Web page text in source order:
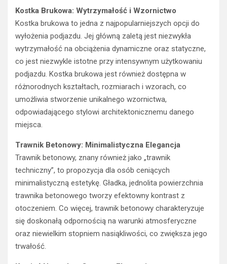
Kostka Brukowa: Wytrzymałość i Wzornictwo
Kostka brukowa to jedna z najpopularniejszych opcji do
wyłożenia podjazdu. Jej główną zaletą jest niezwykła
wytrzymałość na obciążenia dynamiczne oraz statyczne,
co jest niezwykle istotne przy intensywnym użytkowaniu
podjazdu. Kostka brukowa jest również dostępna w
różnorodnych kształtach, rozmiarach i wzorach, co
umożliwia stworzenie unikalnego wzornictwa,
odpowiadającego stylowi architektonicznemu danego
miejsca.
Trawnik Betonowy: Minimalistyczna Elegancja
Trawnik betonowy, znany również jako „trawnik
techniczny”, to propozycja dla osób ceniących
minimalistyczną estetykę. Gładka, jednolita powierzchnia
trawnika betonowego tworzy efektowny kontrast z
otoczeniem. Co więcej, trawnik betonowy charakteryzuje
się doskonałą odpornością na warunki atmosferyczne
oraz niewielkim stopniem nasiąkliwości, co zwiększa jego
trwałość.